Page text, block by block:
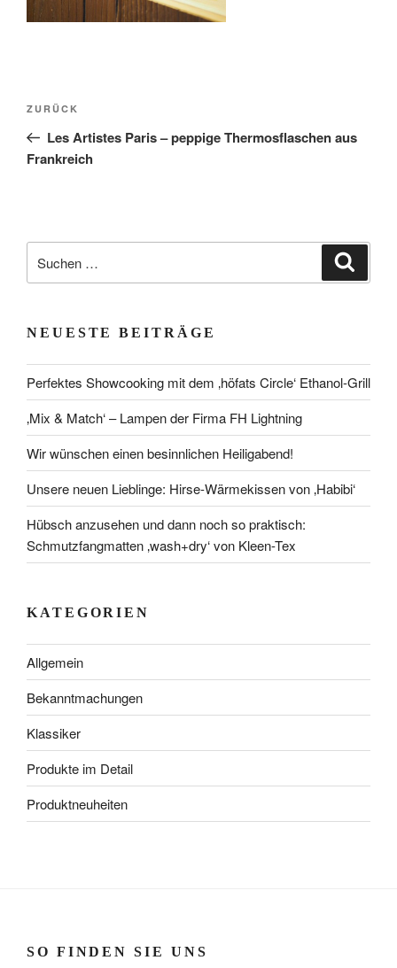
Beitragsnavigation
Vorheriger
Beitrag
ZURÜCK
Les Artistes Paris – peppige Thermosflaschen aus
Frankreich
nach:
NEUESTE BEITRÄGE
Perfektes Showcooking mit dem ‚höfats Circle‘ Ethanol-Grill
‚Mix & Match‘ – Lampen der Firma FH Lightning
Wir wünschen einen besinnlichen Heiligabend!
Unsere neuen Lieblinge: Hirse-Wärmekissen von ‚Habibi‘
Hübsch anzusehen und dann noch so praktisch:
Schmutzfangmatten ‚wash+dry‘ von Kleen-Tex
KATEGORIEN
Allgemein
Bekanntmachungen
Klassiker
Produkte im Detail
Produktneuheiten
SO FINDEN SIE UNS